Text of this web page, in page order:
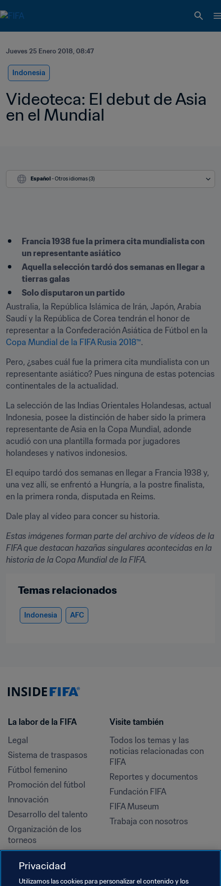
Jueves 25 Enero 2018, 08:47
Indonesia
Videoteca: El debut de Asia
en el Mundial
Español - Otros idiomas (3)
Francia 1938 fue la primera cita mundialista con
un representante asiático
Aquella selección tardó dos semanas en llegar a
tierras galas
Solo disputaron un partido
Australia, la República Islámica de Irán, Japón, Arabia
Saudí y la República de Corea tendrán el honor de
Copa Mundial de la FIFA Rusia 2018™.
Pero, ¿sabes cuál fue la primera cita mundialista con un
representante asiático? Pues ninguna de estas potencias
continentales de la actualidad.
La selección de las Indias Orientales Holandesas, actual
Indonesia, posee la distinción de haber sido la primera
representante de Asia en la Copa Mundial, adonde
acudió con una plantilla formada por jugadores
holandeses y nativos indonesios.
El equipo tardó dos semanas en llegar a Francia 1938 y,
una vez allí, se enfrentó a Hungría, a la postre finalista,
en la primera ronda, disputada en Reims.
Dale play al vídeo para concer su historia.
Estas imágenes forman parte del archivo de vídeos de la
FIFA que destacan hazañas singulares acontecidas en la
historia de la Copa Mundial de la FIFA.
Temas relacionados
Indonesia AFC
La labor de la FIFA
Legal
Sistema de traspasos
Fútbol femenino
Promoción del fútbol
Innovación
Desarrollo del talento
Organización de los
torneos
Derechos humanos y lucha
contra la discriminación
Visite también
Todos los temas y las
noticias relacionadas con
FIFA
Reportes y documentos
Fundación FIFA
FIFA Museum
Trabaja con nosotros
Privacidad
Utilizamos las cookies para personalizar el contenido y los